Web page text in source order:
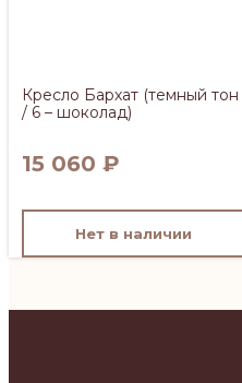
Кресло Бархат (темный тон
/ 6 – шоколад)
15 060 ₽
Нет в наличии